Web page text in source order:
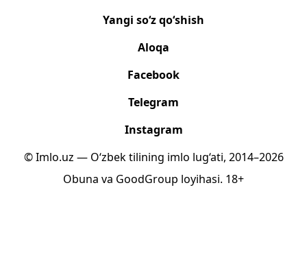
Yangi so‘z qo‘shish
Aloqa
Facebook
Telegram
Instagram
© Imlo.uz — O‘zbek tilining imlo lug‘ati, 2014–2026
Obuna va GoodGroup loyihasi. 18+